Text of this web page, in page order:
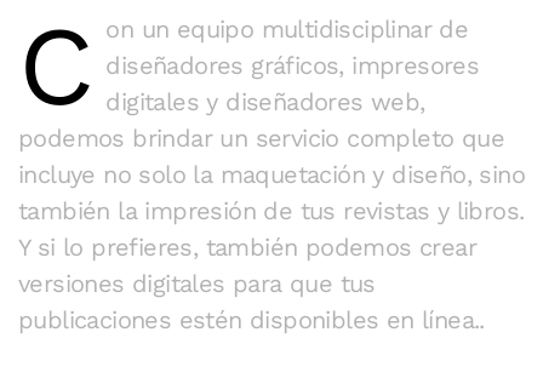
C on un equipo multidisciplinar de
diseñadores gráficos, impresores
digitales y diseñadores web,
podemos brindar un servicio completo que
incluye no solo la maquetación y diseño, sino
también la impresión de tus revistas y libros.
Y si lo prefieres, también podemos crear
versiones digitales para que tus
publicaciones estén disponibles en línea..